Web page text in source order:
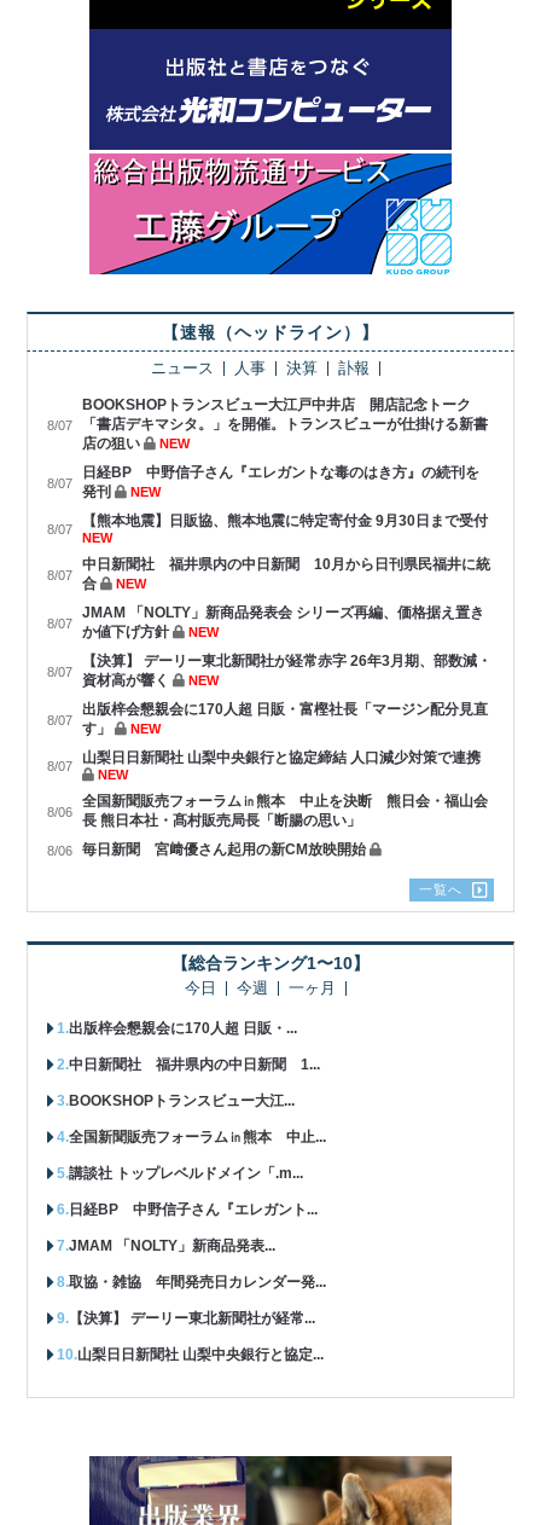
【速報（ヘッドライン）】
ニュース 人事 決算 訃報
8/07
BOOKSHOPトランスビュー大江戸中井店 開店記念トーク
「書店デキマシタ。」を開催。トランスビューが仕掛ける新書
店の狙い
NEW
8/07
日経BP 中野信子さん『エレガントな毒のはき方』の続刊を
発刊
NEW
8/07 【熊本地震】日販協、熊本地震に特定寄付金 9月30日まで受付
NEW
8/07
中日新聞社 福井県内の中日新聞 10月から日刊県民福井に統
合
NEW
8/07
JMAM 「NOLTY」新商品発表会 シリーズ再編、価格据え置き
か値下げ方針
NEW
8/07
【決算】 デーリー東北新聞社が経常赤字 26年3月期、部数減・
資材高が響く
NEW
8/07
出版梓会懇親会に170人超 日販・富樫社長「マージン配分見直
す」
NEW
8/07 山梨日日新聞社 山梨中央銀行と協定締結 人口減少対策で連携
NEW
8/06
全国新聞販売フォーラム㏌熊本 中止を決断 熊日会・福山会
長 熊日本社・髙村販売局長「断腸の思い」
8/06 毎日新聞 宮﨑優さん起用の新CM放映開始
一覧へ
【総合ランキング1〜10】
今日 今週 一ヶ月
出版梓会懇親会に170人超 日販・...
中日新聞社 福井県内の中日新聞 1...
BOOKSHOPトランスビュー大江...
全国新聞販売フォーラム㏌熊本 中止...
講談社 トップレベルドメイン「.m...
日経BP 中野信子さん『エレガント...
JMAM 「NOLTY」新商品発表...
取協・雑協 年間発売日カレンダー発...
【決算】 デーリー東北新聞社が経常...
山梨日日新聞社 山梨中央銀行と協定...